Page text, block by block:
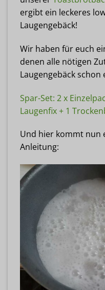
ergibt ein leckeres
Laugengebäck!
Wir haben für euch
denen alle nötigen
Laugengebäck
Spar-Set: 2 x
Laugenfix + 1
Und hier kommt nun
Anleitung: